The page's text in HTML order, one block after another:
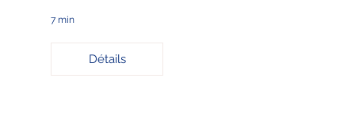
7 min
Détails